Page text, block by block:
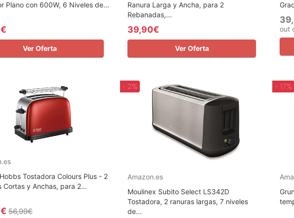
Plano con 600W, 6 Niveles de...
Ver Oferta
Ranura Larga y Ancha, para 2
Rebanadas,...
39,90€
Ver Oferta
out
Tostadora Colours Plus - 2
Cortas y Anchas, para 2...
56,99€
- 2%
Amazon.es
Moulinex Subito Select LS342D
Tostadora, 2 ranuras largas, 7 niveles
de...
- 17%